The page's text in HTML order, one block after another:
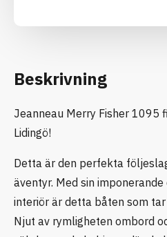
Beskrivning
Jeanneau Merry Fisher 1095
Lidingö!
Detta är den perfekta
äventyr. Med sin
interiör är detta båten som
Njut av rymligheten ombord